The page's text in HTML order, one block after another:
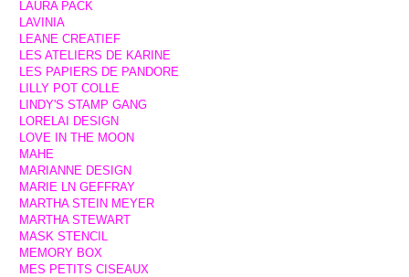
LAURA PACK
LAVINIA
LEANE CREATIEF
LES ATELIERS DE KARINE
LES PAPIERS DE PANDORE
LILLY POT COLLE
LINDY'S STAMP GANG
LORELAI DESIGN
LOVE IN THE MOON
MAHE
MARIANNE DESIGN
MARIE LN GEFFRAY
MARTHA STEIN MEYER
MARTHA STEWART
MASK STENCIL
MEMORY BOX
MES PETITS CISEAUX